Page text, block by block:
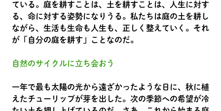
ている。庭を耕すことは、土を耕すことは、人生に対す
る、命に対する姿勢になりうる。私たちは庭の土を耕し
ながら、生活も生命も人生も、正しく整えていく。それ
が「自分の庭を耕す」ことなのだ。
自然のサイクルに立ち会おう
一年で最も太陽の光から遠ざかったような日に、秋に植
えたチューリップが芽を出した。次の季節への希望が冷